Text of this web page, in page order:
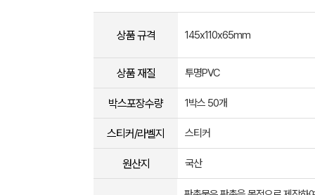
상품 규격 145x110x65mm
상품 재질 투명PVC
박스포장수량 1박스 50개
스티커/라벨지 스티커
원산지 국산